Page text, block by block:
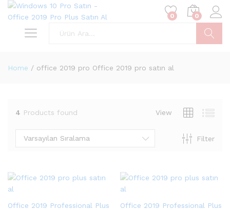
0 0
Home / office 2019 pro Office 2019 pro satın al
4 Products found View
Filter
Varsayılan Sıralama
Office 2019 Professional Plus
Office 2019 Professional Plus